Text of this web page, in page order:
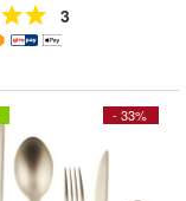
3
- 33%